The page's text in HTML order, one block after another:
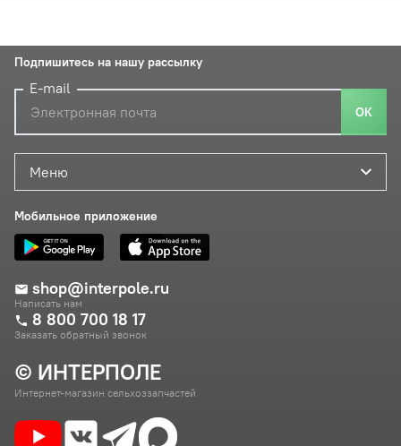
© ИНТЕРПОЛЕ
Интернет-магазин сельхоззапчастей
Меню
Мобильное приложение
shop@interpole.ru
Написать нам
8 800 700 18 17
Заказать обратный звонок
Подпишитесь на нашу рассылку
E-mail
ОК